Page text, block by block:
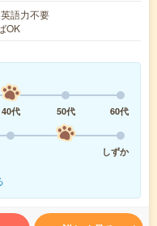
語力不要
OK
40代 50代
60代
しずか